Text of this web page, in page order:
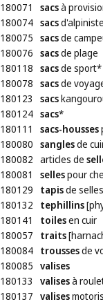
180071
sacsà
180074 sacs
180075 sacsde
180076 sacsde plage
180118 sacsde sport*
180078 sacsde
180123
sacs
180124 sacs*
180111
sacs-housses
180080 sanglesde
180082 articles de
180081
sellespour
180129
tapisde
180132
tephillins
180141
toilesen cuir
180057
traits
180084 troussesde
180085 valises
180133
valisesà
180137 valises